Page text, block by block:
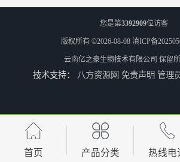
上门服务_价格低_比三家 超市白蚁防治 消灭红火蚁
您是第3392909位访客
版权所有 ©2026-08-08 滇ICP备
云南亿之豪生物技术有限公司 保留
技术支持： 八方资源网 免责声明 管理
首页 产品分类 热线电